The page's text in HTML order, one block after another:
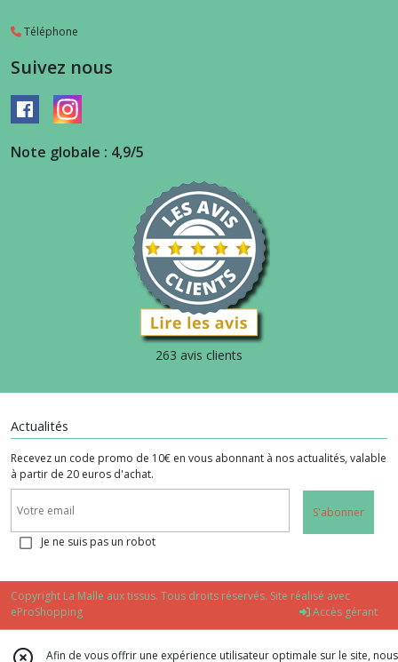
Téléphone
Suivez nous
Note globale : 4,9/5
263 avis clients
Actualités
Recevez un code promo de 10€ en vous abonnant à nos actualités, valable
à partir de 20 euros d'achat.
S'abonner
Je ne suis pas un robot
Copyright La Malle aux tissus. Tous droits réservés. Site réalisé avec
eProShopping
Accès gérant
Afin de vous offrir une expérience utilisateur optimale sur le site, nous